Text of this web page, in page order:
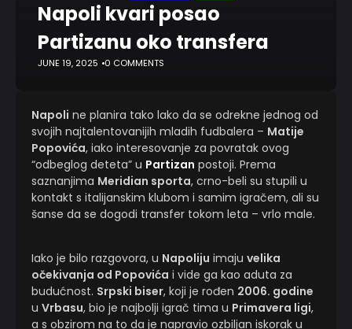
Napoli kvari posao
Partizanu oko transfera
JUNE 19, 2025 0 COMMENTS
Napoli ne planira tako lako da se odrekne jednog od
svojih najtalentovanijih mladih fudbalera – Matije
Popovića, iako interesovanje za povratak ovog
“odbeglog deteta” u Partizan postoji. Prema
saznanjima Meridian sporta, crno-beli su stupili u
kontakt s italijanskim klubom i samim igračem, ali su
šanse da se dogodi transfer tokom leta – vrlo male.
Iako je bilo razgovora, u Napoliju imaju velika
očekivanja od Popovića i vide ga kao aduta za
budućnost. Srpski biser, koji je rođen 2006. godine
u Vrbasu, bio je najbolji igrač tima u Primavera ligi,
a s obzirom na to da je napravio ozbiljan iskorak u